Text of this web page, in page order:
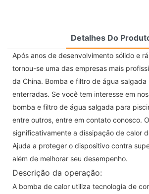
Detalhes Do
Após anos de desenvolvimento sólido e
tornou-se uma das empresas mais
da China. Bomba e filtro de água salgada
enterradas. Se você tem interesse em
bomba e filtro de água salgada para
entre outros, entre em contato conosco.
significativamente a dissipação de calor
Ajuda a proteger o dispositivo contra
além de melhorar seu desempenho.
Descrição da operação:
A bomba de calor utiliza tecnologia de